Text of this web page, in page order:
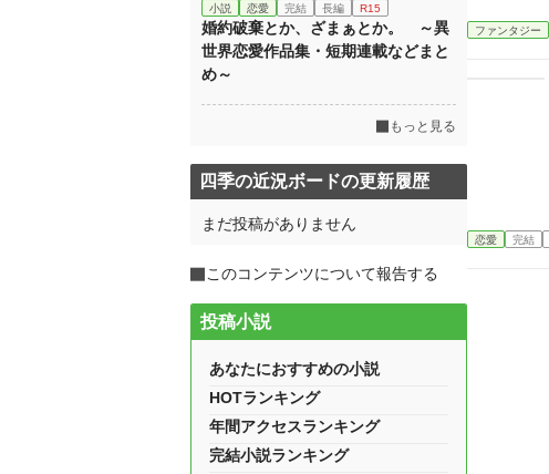
ファンタジー
恋愛 完結
小説 恋愛 完結 長編 R15
婚約破棄とか、ざまぁとか。 ～異
世界恋愛作品集・短期連載などまと
め～
もっと見る
四季の近況ボードの更新履歴
まだ投稿がありません
このコンテンツについて報告する
投稿小説
あなたにおすすめの小説
HOTランキング
年間アクセスランキング
完結小説ランキング